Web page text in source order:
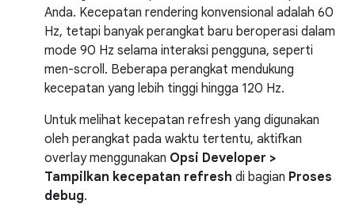
Anda. Kecepatan rendering konvensional adalah 60
Hz, tetapi banyak perangkat baru beroperasi dalam
mode 90 Hz selama interaksi pengguna, seperti
men-scroll. Beberapa perangkat mendukung
kecepatan yang lebih tinggi hingga 120 Hz.
Untuk melihat kecepatan refresh yang digunakan
oleh perangkat pada waktu tertentu, aktifkan
overlay menggunakan Opsi Developer >
Tampilkan kecepatan refresh di bagian Proses
debug.